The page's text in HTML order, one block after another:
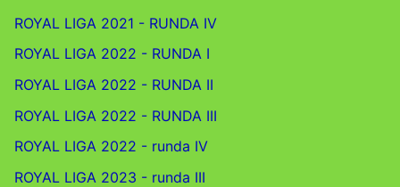
ROYAL LIGA 2021 - RUNDA IV
ROYAL LIGA 2022 - RUNDA I
ROYAL LIGA 2022 - RUNDA II
ROYAL LIGA 2022 - RUNDA III
ROYAL LIGA 2022 - runda IV
ROYAL LIGA 2023 - runda III